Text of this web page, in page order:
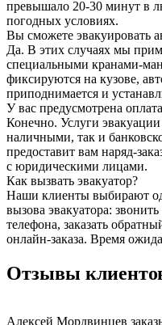
превышало 20-30 минут в
погодных условиях.
Вы сможете эвакуировать
Да. В этих случаях мы
специальными кранами-
фиксируются на кузове,
приподнимается и
У вас предусмотрена
Конечно. Услуги
наличными, так и
предоставит вам наряд-
с юридическими лицами.
Как вызвать эвакуатор?
Наши клиенты выбирают
вызова эвакуатора:
телефона, заказать
онлайн-заказа. Время
Отзывы
Алексей Мордвинцев